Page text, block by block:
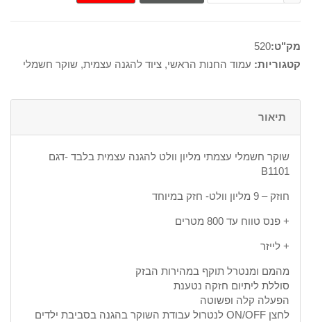
מק"ט:520
קטגוריות: עמוד החנות הראשי, ציוד להגנה עצמית, שוקר חשמלי
תיאור
שוקר חשמלי עצמתי מליון וולט להגנה עצמית בלבד -דגם
B1101
חוזק – 9 מליון וולט- חזק במיוחד
+ פנס טווח עד 800 מטרים
+ לייזר
מהמם ומנטרל תוקף במהירות הבזק
סוללת ליתיום חזקה נטענת
הפעלה קלה ופשוטה
לחצן ON/OFF לנטרול עבודת השוקר בהגנה בסביבת ילדים